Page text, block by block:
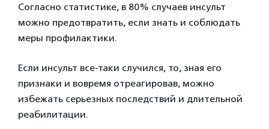
Согласно статистике, в 80% случаев инсульт
можно предотвратить, если знать и соблюдать
меры профилактики.
Если инсульт все-таки случился, то, зная его
признаки и вовремя отреагировав, можно
избежать серьезных последствий и длительной
реабилитации.